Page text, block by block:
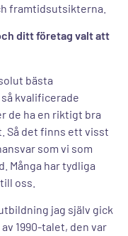
framtidsutsikterna.
ditt företag valt att
bästa
kvalificerade
de ha en riktigt bra
Så det finns ett visst
som vi som
Många har tydliga
oss.
jag själv gick
1990-talet, den var